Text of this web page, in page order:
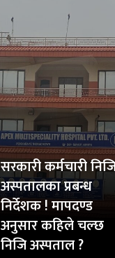
सरकारी कर्मचारी
अस्पतालका प्रबन्ध
निर्देशक ! मापदण्ड
अनुसार कहिले चल्छ
निजि अस्पताल ?